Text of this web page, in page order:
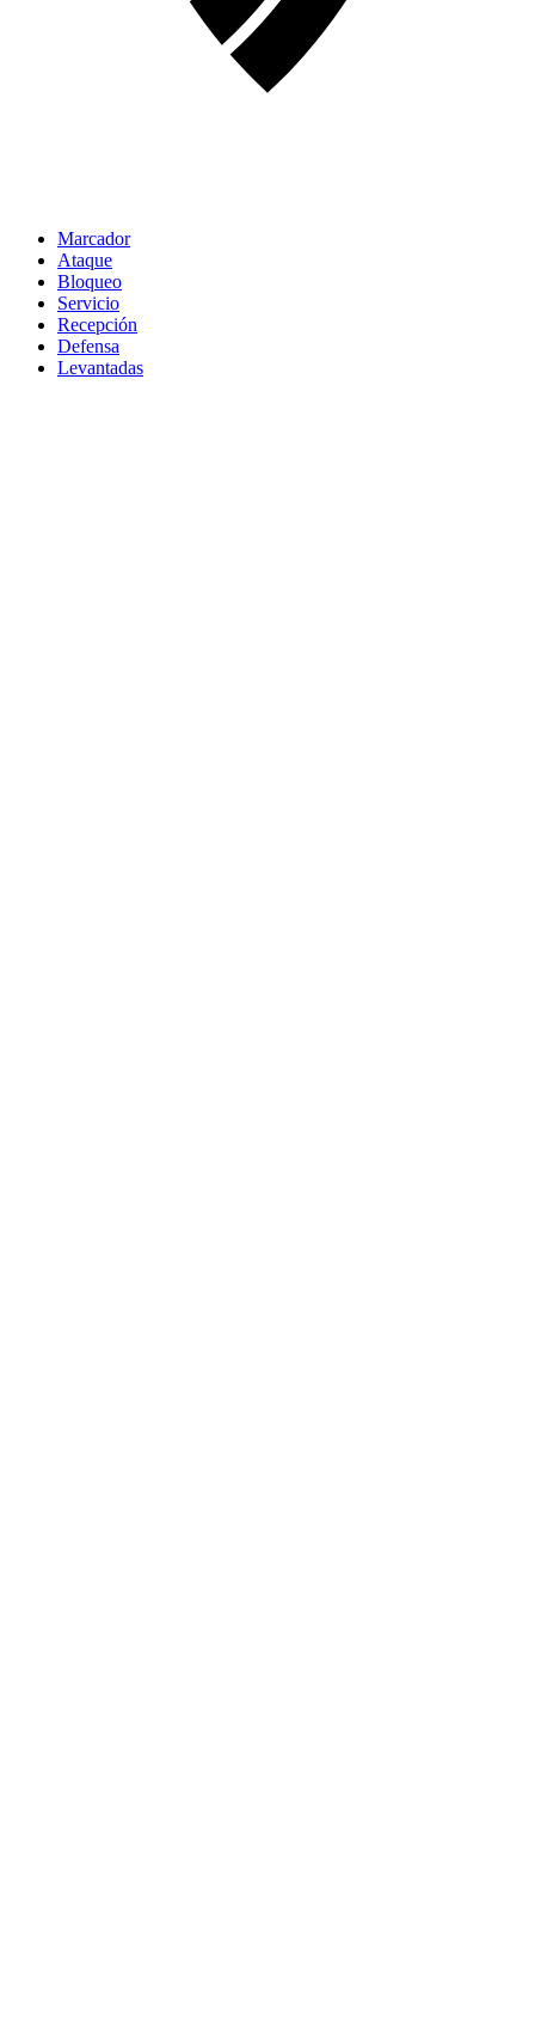
Marcador
Ataque
Bloqueo
Servicio
Recepción
Defensa
Levantadas